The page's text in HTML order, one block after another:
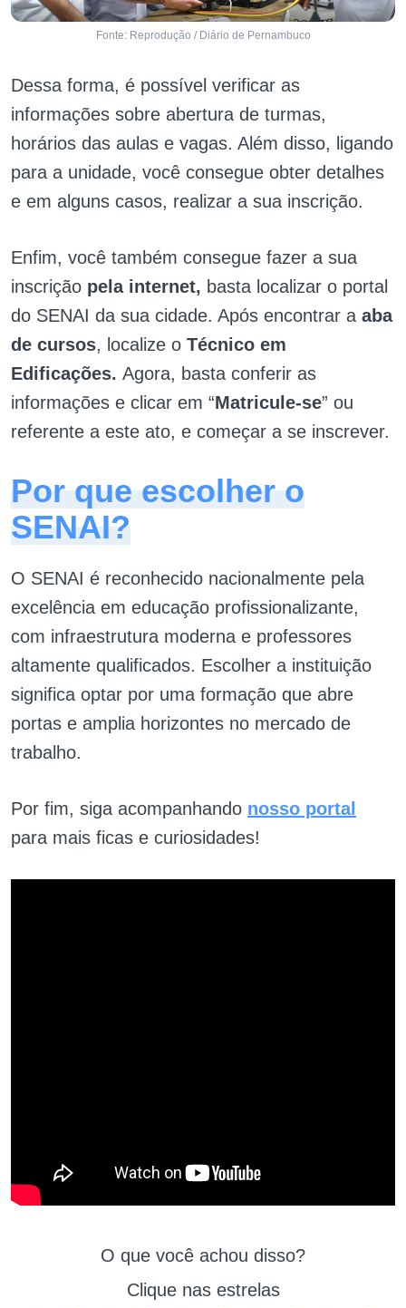
Fonte: Reprodução / Diário de Pernambuco
Dessa forma, é possível verificar as
informações sobre abertura de turmas,
horários das aulas e vagas. Além disso, ligando
para a unidade, você consegue obter detalhes
e em alguns casos, realizar a sua inscrição.
Enfim, você também consegue fazer a sua
inscrição pela internet, basta localizar o portal
do SENAI da sua cidade. Após encontrar a aba
de cursos, localize o Técnico em
Edificações. Agora, basta conferir as
informações e clicar em “Matricule-se” ou
referente a este ato, e começar a se inscrever.
Por que escolher o
SENAI?
O SENAI é reconhecido nacionalmente pela
excelência em educação profissionalizante,
com infraestrutura moderna e professores
altamente qualificados. Escolher a instituição
significa optar por uma formação que abre
portas e amplia horizontes no mercado de
trabalho.
Por fim, siga acompanhando nosso portal
para mais ficas e curiosidades!
O que você achou disso?
Clique nas estrelas